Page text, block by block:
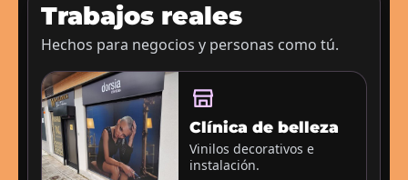
Trabajos reales
Hechos para negocios y personas como tú.
Clínica de belleza
Vinilos decorativos e
instalación.